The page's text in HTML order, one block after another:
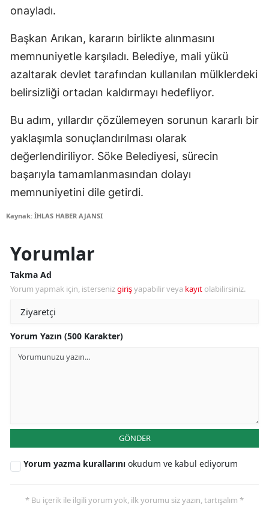
onayladı.
Başkan Arıkan, kararın birlikte alınmasını
memnuniyetle karşıladı. Belediye, mali yükü
azaltarak devlet tarafından kullanılan mülklerdeki
belirsizliği ortadan kaldırmayı hedefliyor.
Bu adım, yıllardır çözülemeyen sorunun kararlı bir
yaklaşımla sonuçlandırılması olarak
değerlendiriliyor. Söke Belediyesi, sürecin
başarıyla tamamlanmasından dolayı
memnuniyetini dile getirdi.
Kaynak: İHLAS HABER AJANSI
Yorumlar
Takma Ad
Yorum yapmak için, istersenizgirişyapabilir veya kayıt olabilirsiniz.
Yorum Yazın (500 Karakter)
GÖNDER
Yorum yazma kurallarını okudum ve kabul ediyorum
* Bu içerik ile ilgili yorum yok, ilk yorumu siz yazın, tartışalım *